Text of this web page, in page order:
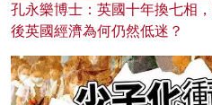
孔永樂博士：英國十年換七相
後英國經濟為何仍然低迷？